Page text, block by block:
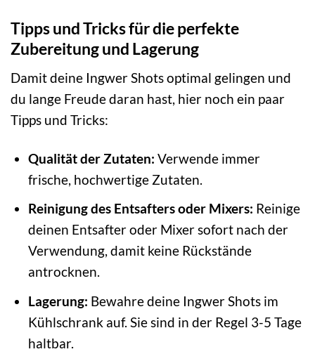
Tipps und Tricks für die perfekte
Zubereitung und Lagerung
Damit deine Ingwer Shots optimal gelingen und
du lange Freude daran hast, hier noch ein paar
Tipps und Tricks:
Qualität der Zutaten: Verwende immer
frische, hochwertige Zutaten.
Reinigung des Entsafters oder Mixers: Reinige
deinen Entsafter oder Mixer sofort nach der
Verwendung, damit keine Rückstände
antrocknen.
Lagerung: Bewahre deine Ingwer Shots im
Kühlschrank auf. Sie sind in der Regel 3-5 Tage
haltbar.